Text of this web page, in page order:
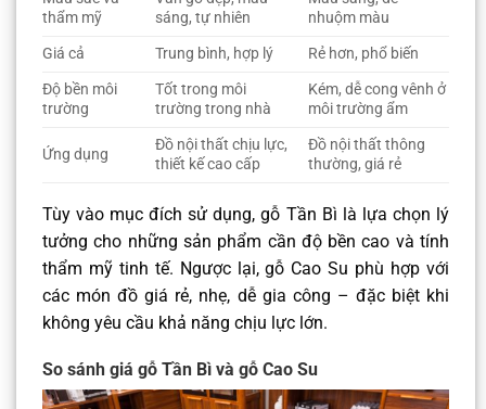
thẩm mỹ
sáng, tự nhiên
nhuộm màu
Giá cả
Trung bình, hợp lý
Rẻ hơn, phổ biến
Độ bền môi
trường
Tốt trong môi
trường trong nhà
Kém, dễ cong vênh ở
môi trường ẩm
Ứng dụng
Đồ nội thất chịu lực,
thiết kế cao cấp
Đồ nội thất thông
thường, giá rẻ
Tùy vào mục đích sử dụng, gỗ Tần Bì là lựa chọn lý
tưởng cho những sản phẩm cần độ bền cao và tính
thẩm mỹ tinh tế. Ngược lại, gỗ Cao Su phù hợp với
các món đồ giá rẻ, nhẹ, dễ gia công – đặc biệt khi
không yêu cầu khả năng chịu lực lớn.
So sánh giá gỗ Tần Bì và gỗ Cao Su